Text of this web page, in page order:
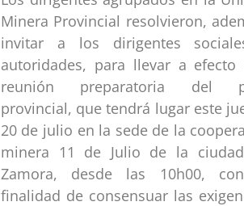
Minera Provincial resolvieron,
invitar a los dirigentes
autoridades, para llevar a efecto
reunión preparatoria del
provincial, que tendrá lugar este
20 de julio en la sede de la
minera 11 de Julio de la
Zamora, desde las 10h00,
finalidad de consensuar las